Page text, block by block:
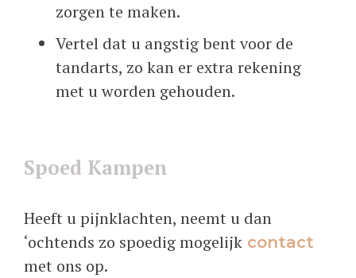
zorgen te maken.
Vertel dat u angstig bent voor de
tandarts, zo kan er extra rekening
met u worden gehouden.
Spoed Kampen
Heeft u pijnklachten, neemt u dan
‘ochtends zo spoedig mogelijk contact
met ons op.